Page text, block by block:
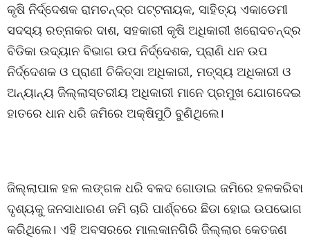
କୃଷି ନିର୍ଦ୍ଦେଶକ ରାମଚନ୍ଦ୍ର ପଟ୍ଟନାୟକ, ସାହିତ୍ୟ ଏକାଡେମୀ
ସଦସ୍ୟ ରତ୍ନାକର ଦାଶ, ସହକାରୀ କୃଷି ଅଧିକାରୀ ଖରୋଦଚନ୍ଦ୍ର
ବିଡିକା ଉଦ୍ୟାନ ବିଭାଗ ଉପ ନିର୍ଦ୍ଦେଶକ, ପ୍ରାଣି ଧନ ଉପ
ନିର୍ଦ୍ଦେଶକ ଓ ପ୍ରାଣୀ ଚିକିତ୍ସା ଅଧିକାରୀ, ମତ୍ସ୍ୟ ଅଧିକାରୀ ଓ
ଅନ୍ୟାନ୍ୟ ଜିଲ୍ଲାସ୍ତରୀୟ ଅଧିକାରୀ ମାନେ ପ୍ରମୁଖ ଯୋଗଦେଇ
ହାତରେ ଧାନ ଧରି ଜମିରେ ଅକ୍ଷିମୁଠି ବୁଣିଥିଲେ।
ଜିଲ୍ଲାପାଳ ହଳ ଲଙ୍ଗଳ ଧରି ବଳଦ ଗୋଡାଇ ଜମିରେ ହଳକରିବା
ଦୃଶ୍ୟକୁ ଜନସାଧାରଣ ଜମି ଚାରି ପାର୍ଶ୍ବରେ ଛିଡା ହୋଇ ଉପଭୋଗ
କରିଥିଲେ। ଏହି ଅବସରରେ ମାଲକାନଗିରି ଜିଲ୍ଲାର କେତଜଣ